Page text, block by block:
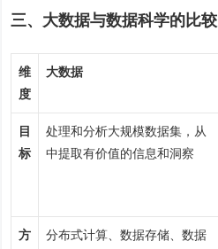
三、大数据与数据科学的比较
维
度
大数据
目
标
处理和分析大规模数据集，从
中提取有价值的信息和洞察
方
分布式计算、数据存储、数据